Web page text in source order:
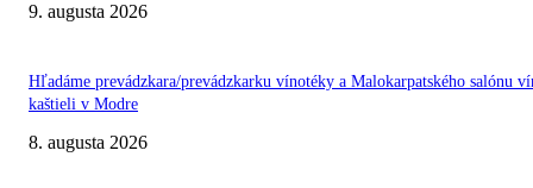
9. augusta 2026
Hľadáme prevádzkara/prevádzkarku vínotéky a Malokarpatského salónu
kaštieli v Modre
8. augusta 2026